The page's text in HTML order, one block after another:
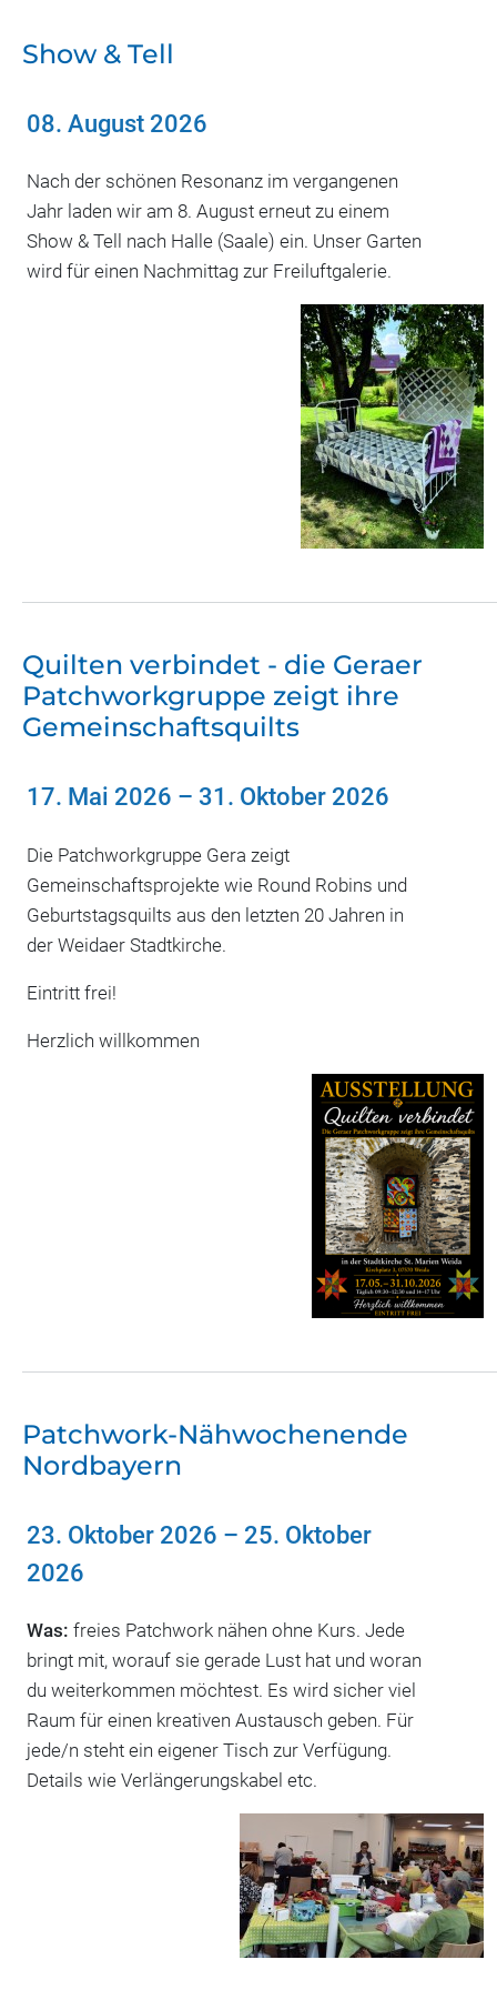
Show & Tell
08. August 2026
Nach der schönen Resonanz im vergangenen
Jahr laden wir am 8. August erneut zu einem
Show & Tell nach Halle (Saale) ein. Unser Garten
wird für einen Nachmittag zur Freiluftgalerie.
Quilten verbindet - die Geraer
Patchworkgruppe zeigt ihre
Gemeinschaftsquilts
17. Mai 2026 – 31. Oktober 2026
Die Patchworkgruppe Gera zeigt
Gemeinschaftsprojekte wie Round Robins und
Geburtstagsquilts aus den letzten 20 Jahren in
der Weidaer Stadtkirche.
Eintritt frei!
Herzlich willkommen
Patchwork-Nähwochenende
Nordbayern
23. Oktober 2026 – 25. Oktober
2026
Was: freies Patchwork nähen ohne Kurs. Jede
bringt mit, worauf sie gerade Lust hat und woran
du weiterkommen möchtest. Es wird sicher viel
Raum für einen kreativen Austausch geben. Für
jede/n steht ein eigener Tisch zur Verfügung.
Details wie Verlängerungskabel etc.